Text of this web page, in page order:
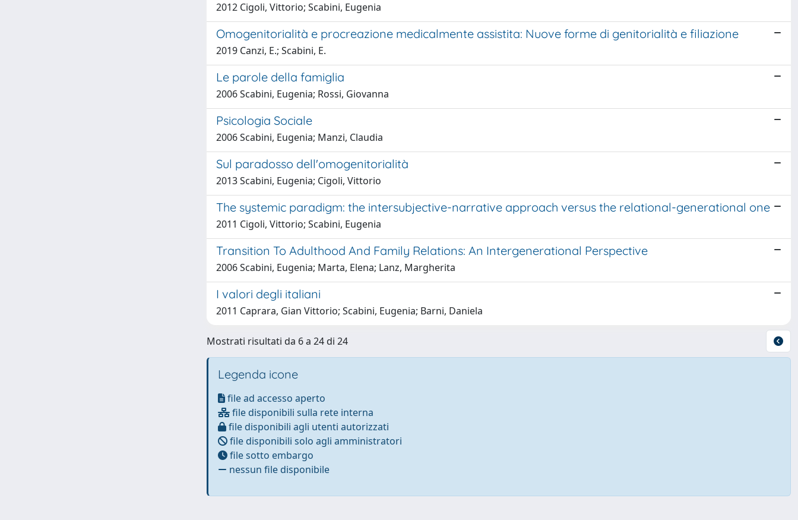
2012 Cigoli, Vittorio; Scabini, Eugenia
Omogenitorialità e procreazione medicalmente assistita: Nuove forme di genitorialità e filiazione
2019 Canzi, E.; Scabini, E.
Le parole della famiglia
2006 Scabini, Eugenia; Rossi, Giovanna
Psicologia Sociale
2006 Scabini, Eugenia; Manzi, Claudia
Sul paradosso dell'omogenitorialità
2013 Scabini, Eugenia; Cigoli, Vittorio
The systemic paradigm: the intersubjective-narrative approach versus the relational-generational one
2011 Cigoli, Vittorio; Scabini, Eugenia
Transition To Adulthood And Family Relations: An Intergenerational Perspective
2006 Scabini, Eugenia; Marta, Elena; Lanz, Margherita
I valori degli italiani
2011 Caprara, Gian Vittorio; Scabini, Eugenia; Barni, Daniela
Mostrati risultati da 6 a 24 di 24
Legenda icone
file ad accesso aperto
file disponibili sulla rete interna
file disponibili agli utenti autorizzati
file disponibili solo agli amministratori
file sotto embargo
nessun file disponibile